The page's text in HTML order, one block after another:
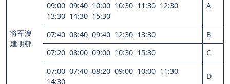
将军澳
建明邨
09:00 09:40 10:00 10:30 11:30 12:30
13:30 14:30 15:30
A
07:40 08:40 09:40 12:30 13:30
B
07:20 08:00 09:00 10:30 15:30
C
07:00 07:40 08:20 09:00 10:00 11:30
14:30
D